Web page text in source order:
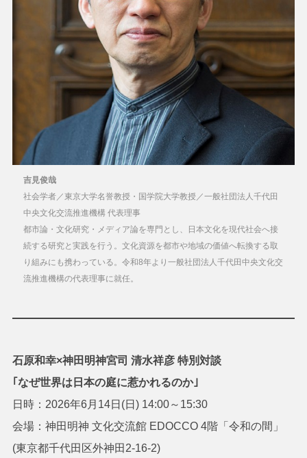
吉見俊哉
社会学者／東京大学名誉教授・国学院大学教授／一般社団法人千代田
中央文化交流推進機構 代表理事
都市論・文化研究・メディア論を専門とし、日本文化を現代社会へ接
続する研究と実践を行う。文化資源を都市や地域の価値へ転換する取
り組みにも携わっている。令和8年より一般社団法人千代田中央文化交
流推進機構の代表理事に就任。
石原和幸×神田明神宮司 清水祥彦 特別対談
｢なぜ世界は日本の庭に惹かれるのか｣
日時：2026年6月14日(日) 14:00～15:30
会場：神田明神 文化交流館 EDOCCO 4階「令和の間」
(東京都千代田区外神田2-16-2)